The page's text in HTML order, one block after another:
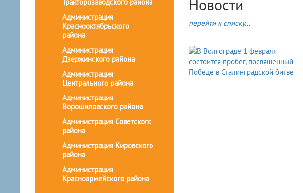
Тракторозаводского района
Администрация
Краснооктябрьского
района
Администрация
Дзержинского района
Администрация
Центрального района
Администрация
Ворошиловского района
Администрация Советского
района
Администрация Кировского
района
Администрация
Красноармейского района
Новости
перейти к списку...